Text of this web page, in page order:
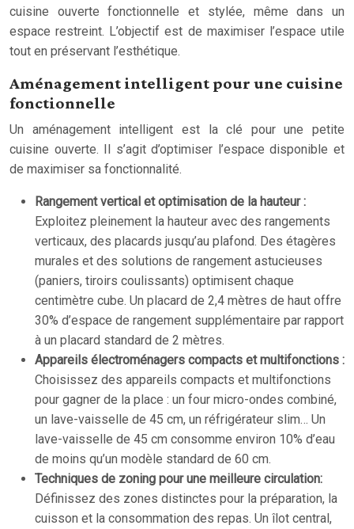
cuisine ouverte fonctionnelle et stylée, même dans un
espace restreint. L’objectif est de maximiser l’espace utile
tout en préservant l’esthétique.
Aménagement intelligent pour une cuisine
fonctionnelle
Un aménagement intelligent est la clé pour une petite
cuisine ouverte. Il s’agit d’optimiser l’espace disponible et
de maximiser sa fonctionnalité.
Rangement vertical et optimisation de la hauteur :
Exploitez pleinement la hauteur avec des rangements
verticaux, des placards jusqu’au plafond. Des étagères
murales et des solutions de rangement astucieuses
(paniers, tiroirs coulissants) optimisent chaque
centimètre cube. Un placard de 2,4 mètres de haut offre
30% d’espace de rangement supplémentaire par rapport
à un placard standard de 2 mètres.
Appareils électroménagers compacts et multifonctions :
Choisissez des appareils compacts et multifonctions
pour gagner de la place : un four micro-ondes combiné,
un lave-vaisselle de 45 cm, un réfrigérateur slim… Un
lave-vaisselle de 45 cm consomme environ 10% d’eau
de moins qu’un modèle standard de 60 cm.
Techniques de zoning pour une meilleure circulation:
Définissez des zones distinctes pour la préparation, la
cuisson et la consommation des repas. Un îlot central,